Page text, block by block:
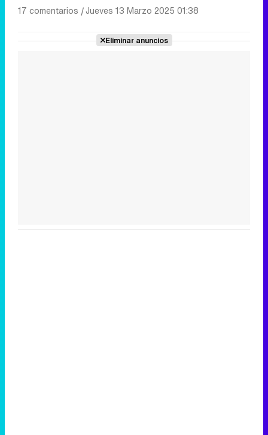
17 comentarios |Jueves 13 Marzo 2025 01:38
Eliminar anuncios